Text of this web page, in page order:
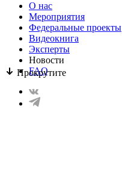
Прокрутите
О нас
Mероприятия
Федеральные проекты
Видеокнига
Эксперты
Новости
FAQ